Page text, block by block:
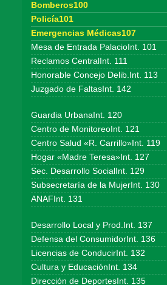
Bomberos100
Policía101
Emergencias Médicas107
Mesa de Entrada PalacioInt. 101
Reclamos CentralInt. 111
Honorable Concejo Delib.Int. 113
Juzgado de FaltasInt. 142
Guardia UrbanaInt. 120
Centro de MonitoreoInt. 121
Centro Salud «R. Carrillo»Int. 119
Hogar «Madre Teresa»Int. 127
Sec. Desarrollo SocialInt. 129
Subsecretaría de la MujerInt. 130
ANAFInt. 131
Desarrollo Local y Prod.Int. 137
Defensa del ConsumidorInt. 136
Licencias de ConducirInt. 132
Cultura y EducaciónInt. 134
Dirección de DeportesInt. 135